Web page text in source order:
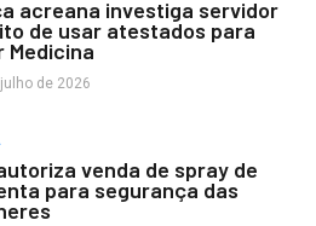
acreana investiga servidor
de usar atestados para
Medicina
de 2026
venda de spray de
para segurança das